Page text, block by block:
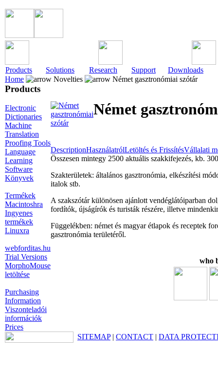
Products Solutions Research Support
Downloads
Home
Novelties Német gasztronómiai szótár
Products
Electronic
Dictionaries
Machine
Translation
Proofing Tools
Language
Learning
Software
Könyvek
Termékek
Macintoshra
Ingyenes
termékek
Linuxra
webforditas.hu
Trial Versions
MorphoMouse
letöltése
Purchasing
Information
Viszonteladói
információk
Prices
Német
DescriptionHasználatrólLetöltés és FrissítésVállalati
Összesen mintegy 2500 aktuális szakkifejezés, kb.
Szakterületek: általános gasztronómia, elkészítési
italok stb.
A szakszótár különösen ajánlott vendéglátóiparban
fordítók, újságírók és turisták részére, illetve
Függelékben: német és magyar étlapok és receptek
gasztronómia területéről.
who
SITEMAP| CONTACT | DATA